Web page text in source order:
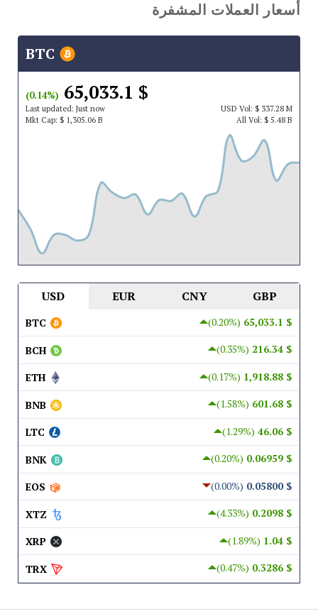
أسعار العملات المشفرة
$ 65,033.1
(0.14%)
Last updated: Just now USDVol: $ 337.28 M
Mkt Cap: $ 1,305.06 B All Vol: $ 5.48 B
USD EUR CNY GBP
$ 65,033.1
(0.20%)
BTC
$ 216.34
(0.35%)
BCH
$ 1,918.88
(0.17%)
ETH
$ 601.68
(1.58%)
BNB
$ 46.06
(1.29%)
LTC
$ 0.06959
(0.20%)
BNK
$ 0.05800
(0.00%)
EOS
$ 0.2098
(4.33%)
XTZ
$ 1.04
(1.89%)
XRP
$ 0.3286
(0.47%)
TRX